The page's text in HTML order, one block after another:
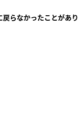
らなかったことがあり